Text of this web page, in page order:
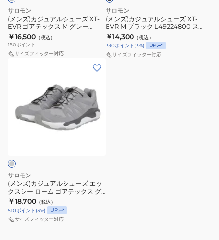
ュ
ー
ズ
XT-
EVR
ー
L49143800
ス
ポ
ー
サロモン
(メンズ)カジュアルシューズ XT-
EVR ゴアテックス M グレー
L49143800 スポーツ カジュアル
シューズ 防水
￥16,500 （税込）
150ポイント
サイズフィッター対応
ュ
ー
ズ
XT-
EVR
サロモン
(メンズ)カジュアルシューズ XT-
EVR M ブラック L49224800 ス
ポーツ カジュアル シューズ
￥14,300 （税込）
390ポイント (3%)
UP
サイズフィッター対応
シ
ュ
ー
ズ
エ
ッ
サロモン
(メンズ)カジュアルシューズ エッ
クスシー ローム ゴアテックス グ
レー L49150500 スポーツ カジュ
アル シューズ 防水
￥18,700 （税込）
510ポイント (3%)
UP
サイズフィッター対応